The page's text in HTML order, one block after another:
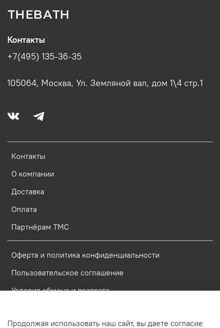
THEBATH
Контакты
О компании
Доставка
Оплата
Партнёрам ТМС
Оферта и политика конфиденциальности
Пользовательское соглашение
Условия обмена и возврата
Контакты
+7(495) 135-36-35
105064, Москва, Ул. Земляной вал, дом 1\4 стр.1
Продолжая использовать наш сайт, вы даете согласие